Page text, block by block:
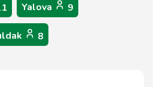
Yalova 9
8